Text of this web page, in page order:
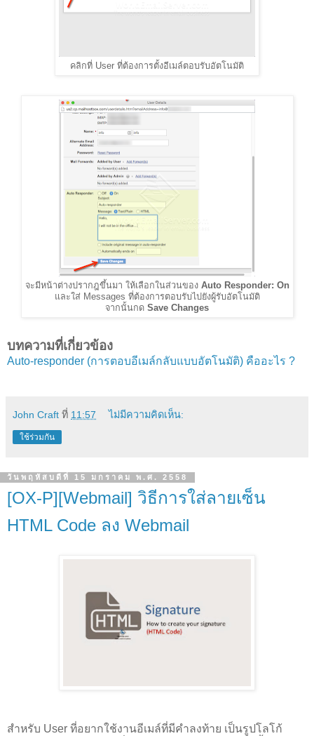
คลิกที่ User ที่ต้องการตั้งอีเมล์ตอบรับอัตโนมัติ
จะมีหน้าต่างปรากฎขึ้นมา ให้เลือกในส่วนของAuto Responder: On
และใส่ Messages ที่ต้องการตอบรับไปยังผู้รับอัตโนมัติ
จากนั้นกด Save Changes
บทความที่เกี่ยวข้อง
Auto-responder (การตอบอีเมล์กลับแบบอัตโนมัติ) คืออะไร ?
John Craft ที่ 11:57 ไม่มีความคิดเห็น:
ใช้ร่วมกัน
วันพฤหัสบดีที่ 15 มกราคม พ.ศ. 2558
[OX-P][Webmail] วิธีการใส่ลายเซ็น
HTML Code ลง Webmail
สำหรับ User ที่อยากใช้งานอีเมล์ที่มีคำลงท้าย เป็นรูปโลโก้